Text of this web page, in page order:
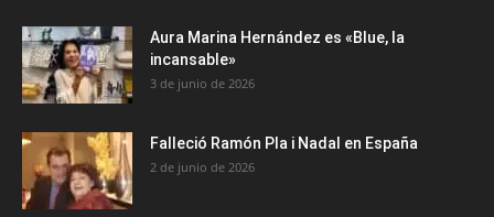
Aura Marina Hernández es «Blue, la
incansable»
3 de junio de 2026
Falleció Ramón Pla i Nadal en España
2 de junio de 2026